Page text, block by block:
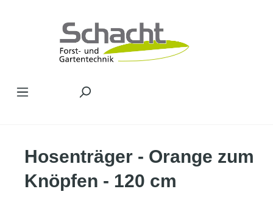
Hosenträger - Orange zum
Knöpfen - 120 cm